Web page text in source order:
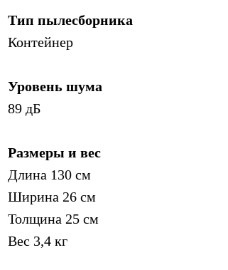
Тип пылесборника
Контейнер
Уровень шума
89 дБ
Размеры и вес
Длина 130 см
Ширина 26 см
Толщина 25 см
Вес 3,4 кг